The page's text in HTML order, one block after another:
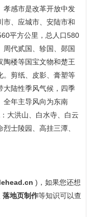
孝感市是改革开放中发
市、应城市、安陆市和
平方公里，总人口580
周代贰国、轸国、郧国
陶楼等国宝文物和楚王
。剪纸、皮影、膏塑等
大陆性季风气候，四季
全年主导风向为东南
大洪山、白水寺、白云
士陵园、高挂三潭、
)，如果您还想
落地页制作等知识可以查